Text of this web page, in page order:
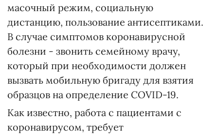
масочный режим, социальную
дистанцию, пользование антисептиками.
В случае симптомов коронавирусной
болезни - звонить семейному врачу,
который при необходимости должен
вызвать мобильную бригаду для взятия
образцов на определение COVID-19.
Как известно, работа с пациентами с
коронавирусом, требует